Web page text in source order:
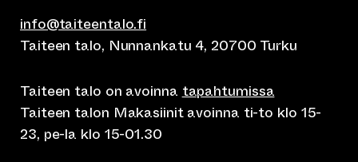
info@taiteentalo.fi
Taiteen talo, Nunnankatu 4, 20700 Turku
Taiteen talo on avoinna tapahtumissa
Taiteen talon Makasiinit avoinna ti-to klo 15-
23, pe-la klo 15-01.30